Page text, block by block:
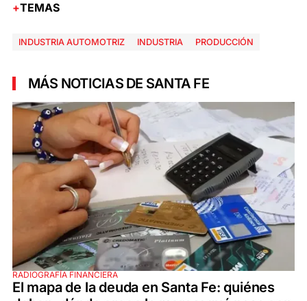
TEMAS
INDUSTRIA AUTOMOTRIZ INDUSTRIA PRODUCCIÓN
MÁS NOTICIAS DE SANTA FE
RADIOGRAFÍA FINANCIERA
El mapa de la deuda en Santa Fe: quiénes